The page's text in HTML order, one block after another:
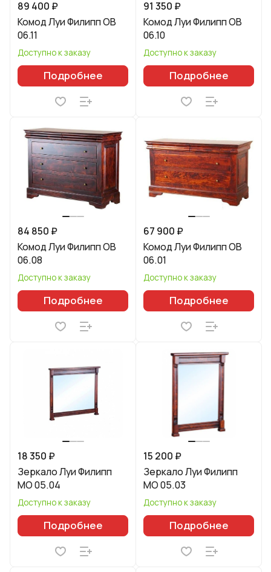
89 400 ₽
Комод Луи Филипп ОВ
06.11
Доступно к заказу
Подробнее
91 350 ₽
Комод Луи Филипп ОВ
06.10
Доступно к заказу
Подробнее
84 850 ₽
Комод Луи Филипп ОВ
06.08
Доступно к заказу
Подробнее
67 900 ₽
Комод Луи Филипп ОВ
06.01
Доступно к заказу
Подробнее
18 350 ₽
Зеркало Луи Филипп
МО 05.04
Доступно к заказу
Подробнее
15 200 ₽
Зеркало Луи Филипп
МО 05.03
Доступно к заказу
Подробнее